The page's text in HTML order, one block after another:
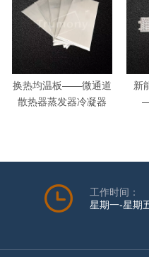
换热均温板——微通道
散热器蒸发器冷凝器
新
工作时间：
星期一-星期